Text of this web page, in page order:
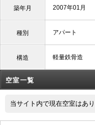
築年月 2007年01月
種別 アパート
構造 軽量鉄骨造
空室一覧
当サイト内で現在空室はあ